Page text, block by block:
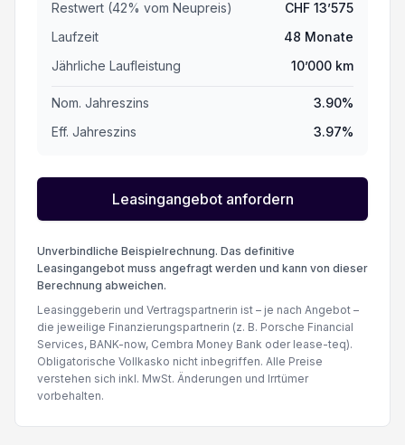
Restwert (42% vom Neupreis) CHF 13’575
Laufzeit
48 Monate
Jährliche Laufleistung
10’000 km
Nom. Jahreszins 3.90%
Eff. Jahreszins
3.97%
Leasingangebot anfordern
Unverbindliche Beispielrechnung. Das definitive
Leasingangebot muss angefragt werden und kann von dieser
Berechnung abweichen.
Leasinggeberin und Vertragspartnerin ist – je nach Angebot –
die jeweilige Finanzierungspartnerin (z. B. Porsche Financial
Services, BANK-now, Cembra Money Bank oder lease-teq).
Obligatorische Vollkasko nicht inbegriffen. Alle Preise
verstehen sich inkl. MwSt. Änderungen und Irrtümer
vorbehalten.